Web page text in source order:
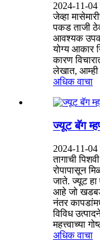
2024-11-04
जेव्हा
पकड ताजी
आवश्यक
योग्य आकार
कारण
लेखात,
अधिक वाचा
ज्यूट बॅग
2024-11-04
तागाची
रोपापासून
जाते. ज्यूट
आहे जो
नंतर
विविध
महत्त्वाच्या
अधिक वाचा